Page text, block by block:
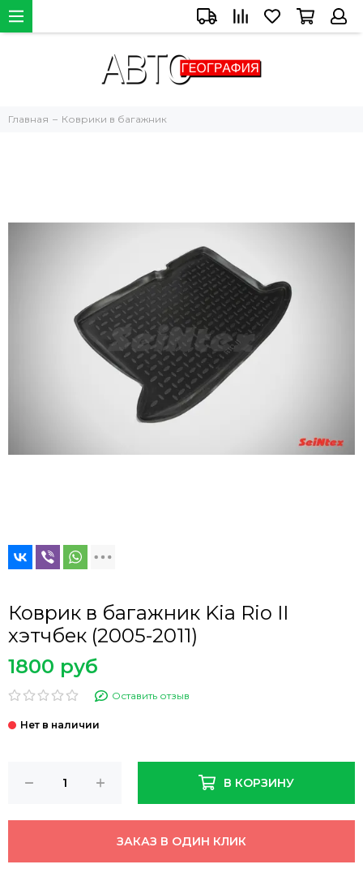
Главная Коврики в багажник
Коврик в багажник Kia Rio II
хэтчбек (2005-2011)
1800 руб
Оставить отзыв
В КОРЗИНУ
ЗАКАЗ В ОДИН КЛИК